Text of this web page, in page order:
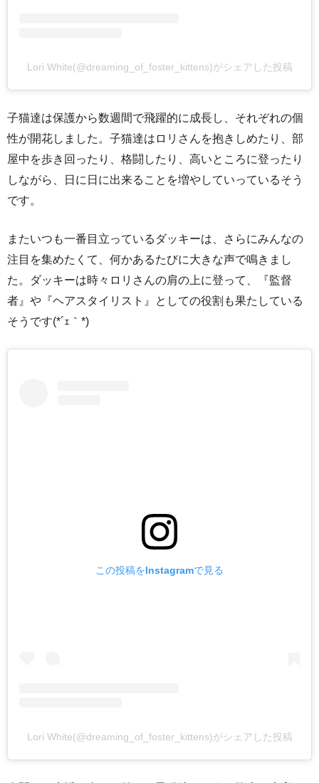
Lori White(@dreaming_of_foster_kittens)がシェアした投稿
子猫達は保護から数週間で飛躍的に成長し、それぞれの個
性が開花しました。子猫達はロリさんを抱きしめたり、部
屋中を歩き回ったり、格闘したり、高いところに登ったり
しながら、日に日に出来ることを増やしていっているそう
です。
またいつも一番目立っているダッキーは、さらにみんなの
注目を集めたくて、何かあるたびに大きな声で鳴きまし
た。ダッキーは時々ロリさんの肩の上に登って、『監督
者』や『ヘアスタイリスト』としての役割も果たしている
そうです(*´ｪ｀*)
この投稿をInstagramで見る
Lori White(@dreaming_of_foster_kittens)がシェアした投稿